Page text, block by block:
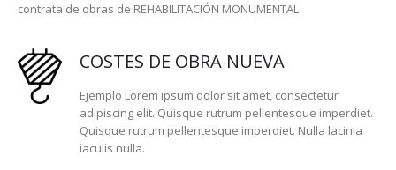
contrata de obras de REHABILITACIÓN MONUMENTAL
COSTES DE OBRA NUEVA
Ejemplo Lorem ipsum dolor sit amet, consectetur
adipiscing elit. Quisque rutrum pellentesque imperdiet.
Quisque rutrum pellentesque imperdiet. Nulla lacinia
iaculis nulla.